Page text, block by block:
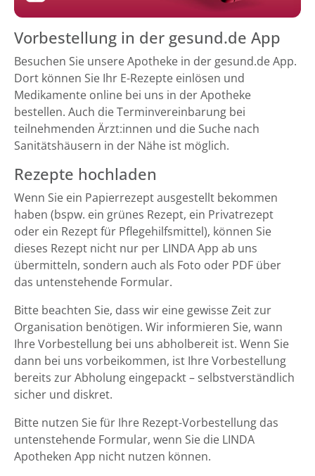
Vorbestellung in der gesund.de App
Besuchen Sie unsere Apotheke in der gesund.de App.
Dort können Sie Ihr E-Rezepte einlösen und
Medikamente online bei uns in der Apotheke
bestellen. Auch die Terminvereinbarung bei
teilnehmenden Ärzt:innen und die Suche nach
Sanitätshäusern in der Nähe ist möglich.
Rezepte hochladen
Wenn Sie ein Papierrezept ausgestellt bekommen
haben (bspw. ein grünes Rezept, ein Privatrezept
oder ein Rezept für Pflegehilfsmittel), können Sie
dieses Rezept nicht nur per LINDA App ab uns
übermitteln, sondern auch als Foto oder PDF über
das untenstehende Formular.
Bitte beachten Sie, dass wir eine gewisse Zeit zur
Organisation benötigen. Wir informieren Sie, wann
Ihre Vorbestellung bei uns abholbereit ist. Wenn Sie
dann bei uns vorbeikommen, ist Ihre Vorbestellung
bereits zur Abholung eingepackt – selbstverständlich
sicher und diskret.
Bitte nutzen Sie für Ihre Rezept-Vorbestellung das
untenstehende Formular, wenn Sie die LINDA
Apotheken App nicht nutzen können.